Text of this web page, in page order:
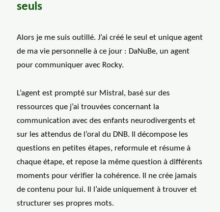
seuls
Alors je me suis outillé. J’ai créé le seul et unique agent
de ma vie personnelle à ce jour : DaNuBe, un agent
pour communiquer avec Rocky.
L’agent est prompté sur Mistral, basé sur des
ressources que j’ai trouvées concernant la
communication avec des enfants neurodivergents et
sur les attendus de l’oral du DNB. Il décompose les
questions en petites étapes, reformule et résume à
chaque étape, et repose la même question à différents
moments pour vérifier la cohérence. Il ne crée jamais
de contenu pour lui. Il l’aide uniquement à trouver et
structurer ses propres mots.